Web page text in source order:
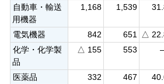
自動車・輸送
用機器
1,168 1,539
電気機器 842 651 △
化学・化学製
品
△ 155 553
医薬品 332 467